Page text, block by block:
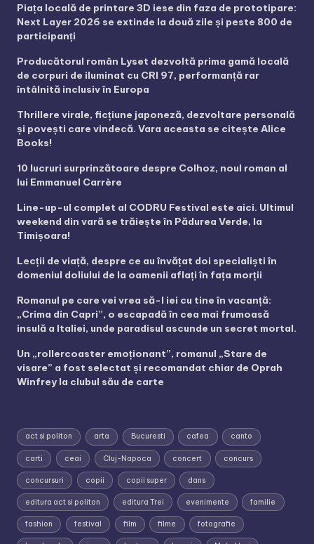
Piața locală de printare 3D iese din faza de prototipare:
Next Layer 2026 se extinde la două zile și peste 800 de
participanți
Producătorul român Lyset dezvoltă prima gamă locală
de corpuri de iluminat cu CRI 97, performanță rar
întâlnită inclusiv în Europa
Thrillere virale, ficțiune japoneză, dezvoltare personală
și povești care vindecă. Vara aceasta se citește Alice
Books!
10 lucruri surprinzătoare despre Colhoz, noul roman al
lui Emmanuel Carrère
Line-up-ul complet al CODRU Festival este aici. Ultimul
weekend din vară se trăiește în Pădurea Verde, la
Timișoara!
Lecții de viață, despre ce au învățat doi specialiști în
domeniul doliului de la oamenii aflați în fața morții
Romanul pe care vei vrea să-l iei cu tine în vacanță:
„Crima din Capri”, o escapadă în cea mai frumoasă
insulă a Italiei, unde paradisul ascunde un secret mortal.
Un „rollercoaster emoționant”, romanul „Stare de
visare” a fost selectat și recomandat chiar de Oprah
Winfrey la clubul său de carte
act si politon arta Bucuresti cafea canto
carti ceai Cluj-Napoca concert concurs
concursuri copii copii super dans
editura act si politon editura Trei evenimente familie
fashion festival film filme fotografie